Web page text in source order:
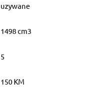
uzywane
1498 cm3
5
150 KM